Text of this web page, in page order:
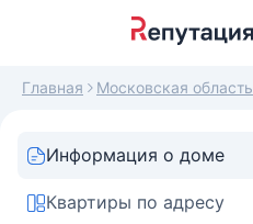
Главная Московская область
Информация о доме
Квартиры по адресу